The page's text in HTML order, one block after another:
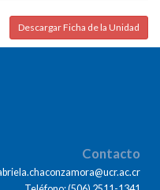
Descargar Ficha de la Unidad
Contacto